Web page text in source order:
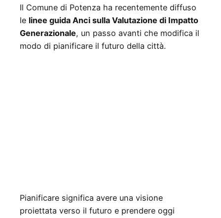
Il Comune di Potenza ha recentemente diffuso
le linee guida Anci sulla Valutazione di Impatto
Generazionale, un passo avanti che modifica il
modo di pianificare il futuro della città.
Pianificare significa avere una visione
proiettata verso il futuro e prendere oggi